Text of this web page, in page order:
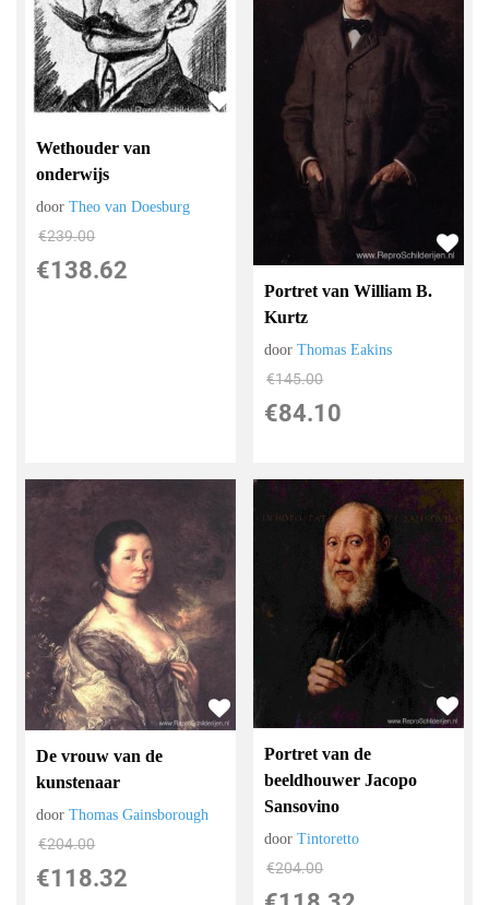
Wethouder van
onderwijs
doorTheo van Doesburg
€239.00
€138.62
Portret van William B.
Kurtz
doorThomas Eakins
€145.00
€84.10
De vrouw van de
kunstenaar
doorThomas Gainsborough
€204.00
€118.32
Portret van de
beeldhouwer Jacopo
Sansovino
doorTintoretto
€204.00